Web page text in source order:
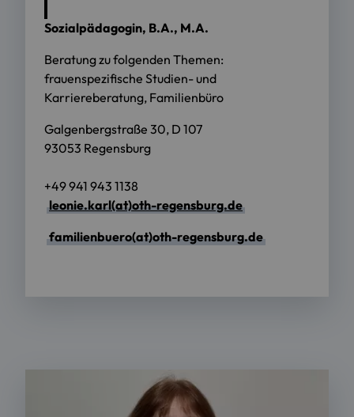
Sozialpädagogin, B.A., M.A.
Beratung zu folgenden Themen:
frauenspezifische Studien- und
Karriereberatung, Familienbüro
Galgenbergstraße 30, D 107
93053 Regensburg
+49 941 943 1138
leonie.karl(at)oth-regensburg.de
familienbuero(at)oth-regensburg.de